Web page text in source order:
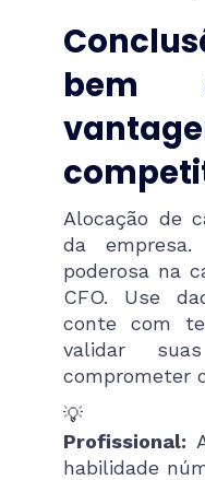
bem
Alocação de
da
poderosa na
CFO. Use
conte com
validar
comprometer
Profissional:
habilidade